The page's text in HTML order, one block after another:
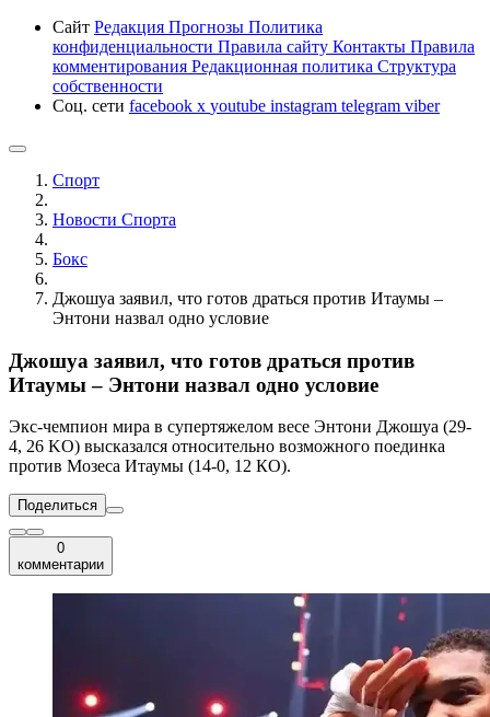
Сайт Редакция Прогнозы Политика
конфиденциальности Правила сайту Контакты Правила
комментирования Редакционная политика Структура
собственности
Соц. сети facebook x youtube instagram telegram viber
Спорт
Новости Cпорта
Бокс
Джошуа заявил, что готов драться против Итаумы –
Энтони назвал одно условие
Джошуа заявил, что готов драться против
Итаумы – Энтони назвал одно условие
Экс-чемпион мира в супертяжелом весе Энтони Джошуа (29-
4, 26 KO) высказался относительно возможного поединка
против Мозеса Итаумы (14-0, 12 КО).
Поделиться
0
комментарии